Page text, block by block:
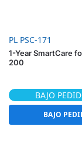
PL PSC-171
1-Year SmartCare
200
BAJO
BAJO